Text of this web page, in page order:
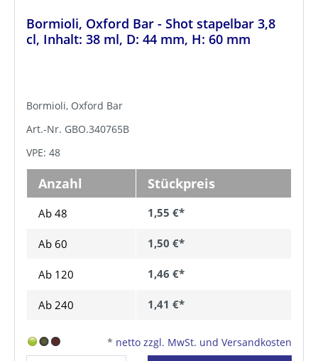
Bormioli, Oxford Bar - Shot stapelbar 3,8
cl, Inhalt: 38 ml, D: 44 mm, H: 60 mm
Bormioli, Oxford Bar
Art.-Nr. GBO.340765B
VPE: 48
Anzahl Stückpreis
Ab 48 1,55 €*
Ab 60 1,50 €*
Ab 120 1,46 €*
Ab 240 1,41 €*
* netto zzgl. MwSt. und Versandkosten